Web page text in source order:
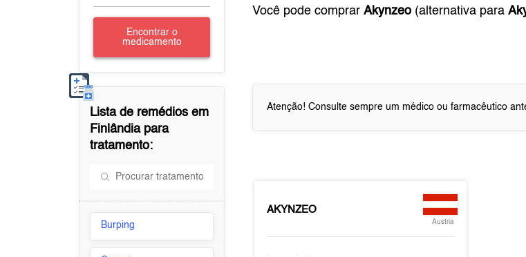
Encontrar o
medicamento
Lista de remédios em
Finlândiapara
tratamento:
Burping
Você pode comprarAkynzeo (alternativa para
Atenção! Consulte sempre um médico ou farmacêutico
AKYNZEO
Austria